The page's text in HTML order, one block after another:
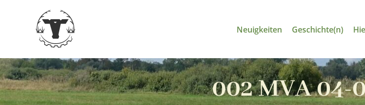
Neuigkeiten Geschichte(n)
002 MVA 04-